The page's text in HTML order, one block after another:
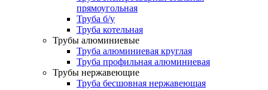
прямоугольная
Труба б/у
Труба котельная
Трубы алюминиевые
Труба алюминиевая круглая
Труба профильная алюминиевая
Трубы нержавеющие
Труба бесшовная нержавеющая